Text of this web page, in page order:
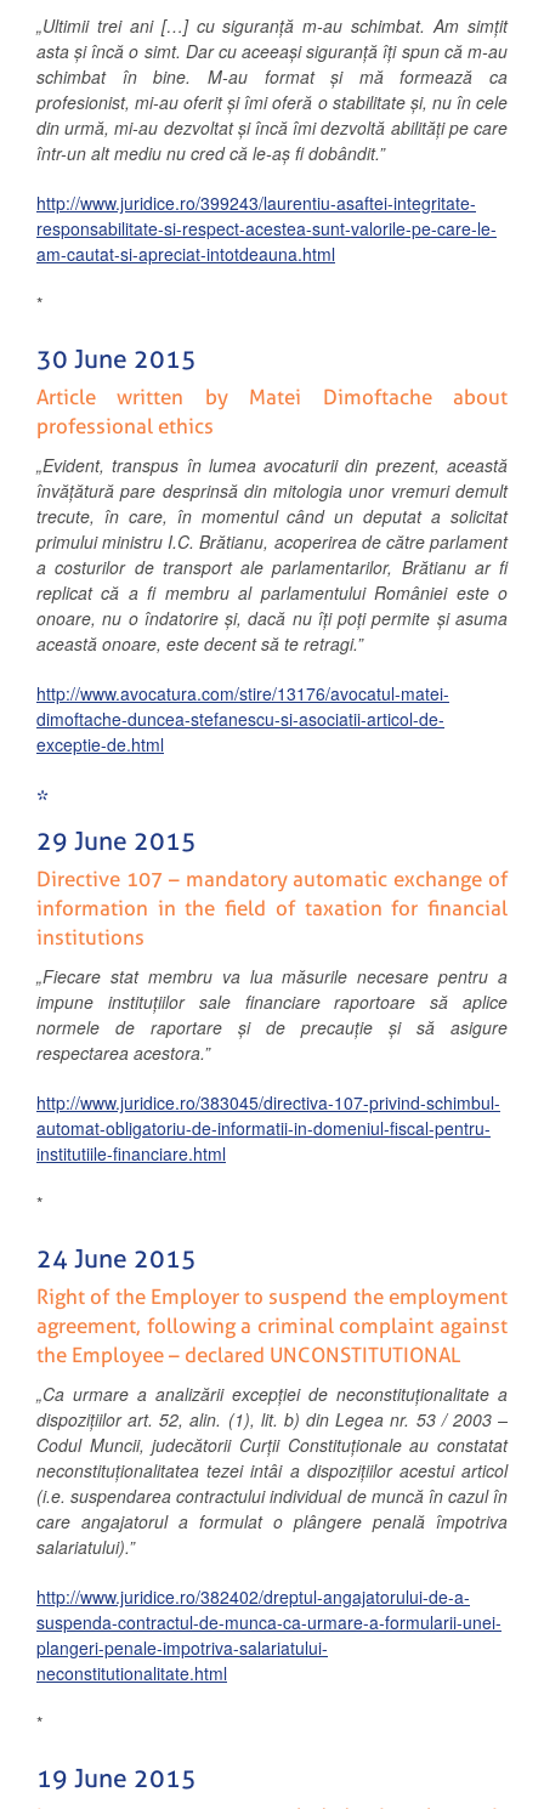
„Ultimii trei ani […] cu siguranță m-au schimbat. Am simțit
asta și încă o simt. Dar cu aceeași siguranță îți spun că m-au
schimbat în bine. M-au format și mă formează ca
profesionist, mi-au oferit și îmi oferă o stabilitate și, nu în cele
din urmă, mi-au dezvoltat și încă îmi dezvoltă abilități pe care
într-un alt mediu nu cred că le-aș fi dobândit.”
http://www.juridice.ro/399243/laurentiu-asaftei-integritate-
responsabilitate-si-respect-acestea-sunt-valorile-pe-care-le-
am-cautat-si-apreciat-intotdeauna.html
*
30 June 2015
Article written by Matei Dimoftache about
professional ethics
„Evident, transpus în lumea avocaturii din prezent, această
învățătură pare desprinsă din mitologia unor vremuri demult
trecute, în care, în momentul când un deputat a solicitat
primului ministru I.C. Brătianu, acoperirea de către parlament
a costurilor de transport ale parlamentarilor, Brătianu ar fi
replicat că a fi membru al parlamentului României este o
onoare, nu o îndatorire și, dacă nu îți poți permite și asuma
această onoare, este decent să te retragi.”
http://www.avocatura.com/stire/13176/avocatul-matei-
dimoftache-duncea-stefanescu-si-asociatii-articol-de-
exceptie-de.html
*
29 June 2015
Directive 107 – mandatory automatic exchange of
information in the field of taxation for financial
institutions
„Fiecare stat membru va lua măsurile necesare pentru a
impune instituțiilor sale financiare raportoare să aplice
normele de raportare și de precauție și să asigure
respectarea acestora.”
http://www.juridice.ro/383045/directiva-107-privind-schimbul-
automat-obligatoriu-de-informatii-in-domeniul-fiscal-pentru-
institutiile-financiare.html
*
24 June 2015
Right of the Employer to suspend the employment
agreement, following a criminal complaint against
the Employee – declared UNCONSTITUTIONAL
„Ca urmare a analizării excepției de neconstituționalitate a
dispozițiilor art. 52, alin. (1), lit. b) din Legea nr. 53 / 2003 –
Codul Muncii, judecătorii Curții Constituționale au constatat
neconstituționalitatea tezei intâi a dispozițiilor acestui articol
(i.e. suspendarea contractului individual de muncă în cazul în
care angajatorul a formulat o plângere penală împotriva
salariatului).”
http://www.juridice.ro/382402/dreptul-angajatorului-de-a-
suspenda-contractul-de-munca-ca-urmare-a-formularii-unei-
plangeri-penale-impotriva-salariatului-
neconstitutionalitate.html
*
19 June 2015